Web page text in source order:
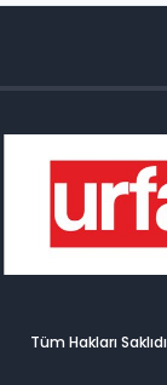
Tüm Hakları